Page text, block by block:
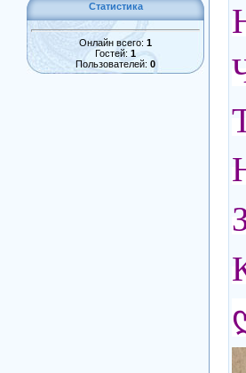
Статистика
Онлайн всего: 1
Гостей: 1
Пользователей: 0